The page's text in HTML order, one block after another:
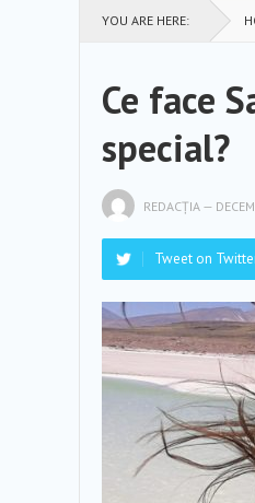
YOU ARE HERE:
Ce face
special?
REDACȚIA —
Tweet on